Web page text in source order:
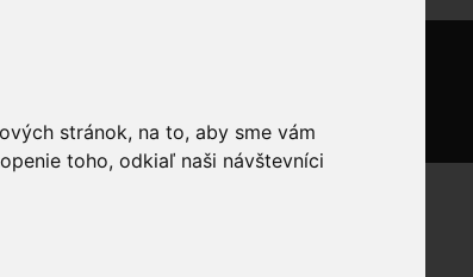
stránok, na to, aby sme vám
toho, odkiaľ naši návštevníci